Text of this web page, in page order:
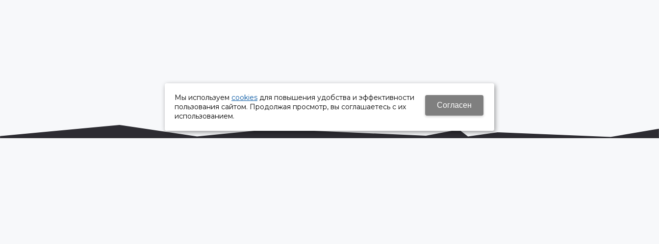
Мы используем cookies для повышения удобства и эффективности
пользования сайтом. Продолжая просмотр, вы соглашаетесь с их
использованием.
Согласен